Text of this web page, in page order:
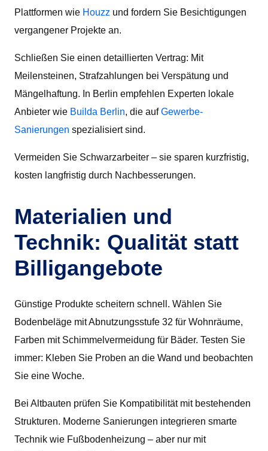
Plattformen wie Houzz und fordern Sie Besichtigungen
vergangener Projekte an.
Schließen Sie einen detaillierten Vertrag: Mit
Meilensteinen, Strafzahlungen bei Verspätung und
Mängelhaftung. In Berlin empfehlen Experten lokale
Anbieter wie Builda Berlin, die aufGewerbe-
Sanierungen spezialisiert sind.
Vermeiden Sie Schwarzarbeiter – sie sparen kurzfristig,
kosten langfristig durch Nachbesserungen.
Materialien und
Technik: Qualität statt
Billigangebote
Günstige Produkte scheitern schnell. Wählen Sie
Bodenbeläge mit Abnutzungsstufe 32 für Wohnräume,
Farben mit Schimmelvermeidung für Bäder. Testen Sie
immer: Kleben Sie Proben an die Wand und beobachten
Sie eine Woche.
Bei Altbauten prüfen Sie Kompatibilität mit bestehenden
Strukturen. Moderne Sanierungen integrieren smarte
Technik wie Fußbodenheizung – aber nur mit